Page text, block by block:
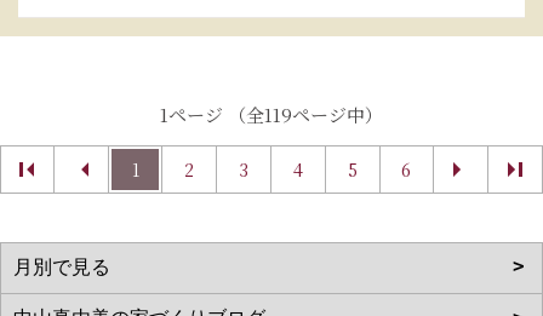
1ページ （全119ページ中）
1 2 3 4 5 6